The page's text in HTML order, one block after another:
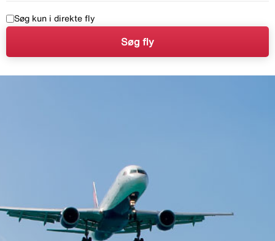
Søg kun i direkte fly
Søg fly